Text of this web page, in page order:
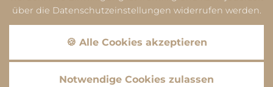
über die Datenschutzeinstellungen widerrufen werden.
🍪 Alle Cookies akzeptieren
Notwendige Cookies zulassen
Datenschutz
"Google" akzeptieren.
AkzeptierenEinstellungen
Datenschutz